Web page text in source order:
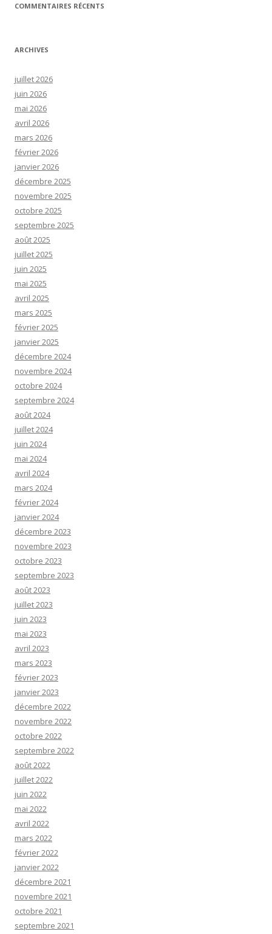
COMMENTAIRES RÉCENTS
ARCHIVES
juillet 2026
juin 2026
mai 2026
avril 2026
mars 2026
février 2026
janvier 2026
décembre 2025
novembre 2025
octobre 2025
septembre 2025
août 2025
juillet 2025
juin 2025
mai 2025
avril 2025
mars 2025
février 2025
janvier 2025
décembre 2024
novembre 2024
octobre 2024
septembre 2024
août 2024
juillet 2024
juin 2024
mai 2024
avril 2024
mars 2024
février 2024
janvier 2024
décembre 2023
novembre 2023
octobre 2023
septembre 2023
août 2023
juillet 2023
juin 2023
mai 2023
avril 2023
mars 2023
février 2023
janvier 2023
décembre 2022
novembre 2022
octobre 2022
septembre 2022
août 2022
juillet 2022
juin 2022
mai 2022
avril 2022
mars 2022
février 2022
janvier 2022
décembre 2021
novembre 2021
octobre 2021
septembre 2021